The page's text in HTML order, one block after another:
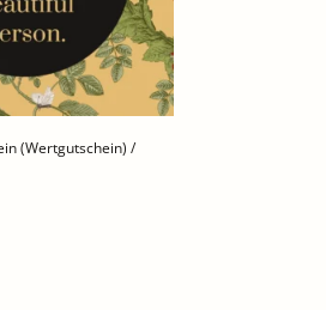
(Wertgutschein) /